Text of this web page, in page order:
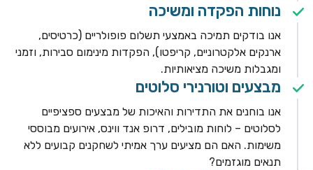
נוחות הפקדה ומשיכה
אנו בודקים תמיכה באמצעי תשלום פופולריים (כרטיסים,
ארנקים אלקטרוניים, קריפטו), הפקדות מינימום סבירות, וזמני
ומגבלות משיכה מציאותיות.
מבצעים וטורנירי סלוטים
אנו בוחנים את התדירות והאיכות של מבצעים ספציפיים
לסלוטים – לוחות מובילים, דרופ אנד ווינס, אירועים מבוססי
משימות. האם הם מציעים ערך אמיתי לשחקנים קבועים ללא
תנאים מוגזמים?